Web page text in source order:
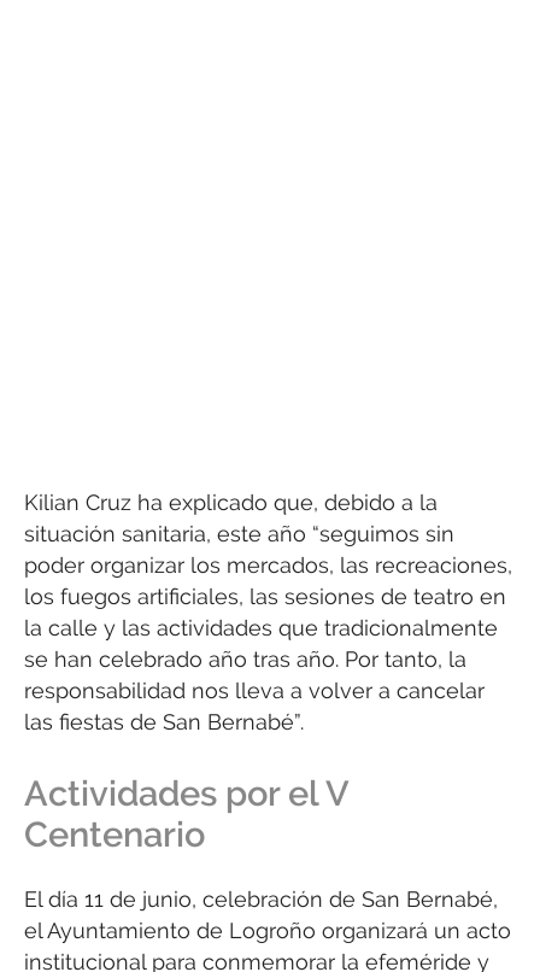
Kilian Cruz ha explicado que, debido a la
situación sanitaria, este año “seguimos sin
poder organizar los mercados, las recreaciones,
los fuegos artificiales, las sesiones de teatro en
la calle y las actividades que tradicionalmente
se han celebrado año tras año. Por tanto, la
responsabilidad nos lleva a volver a cancelar
las fiestas de San Bernabé”.
Actividades por el V
Centenario
El día 11 de junio, celebración de San Bernabé,
el Ayuntamiento de Logroño organizará un acto
institucional para conmemorar la efeméride y